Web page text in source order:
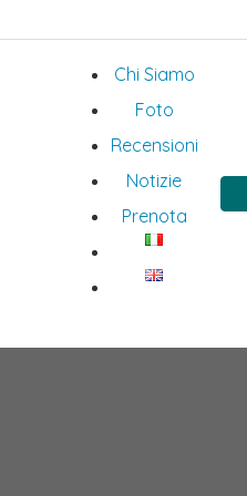
Chi Siamo
Foto
Recensioni
Notizie
Prenota